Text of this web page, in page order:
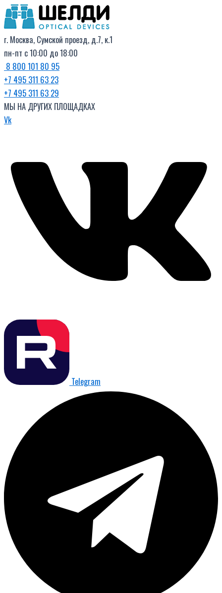
Перейти
к
содержимому
г. Москва, Сумской проезд, д.7, к.1
пн-пт с 10:00 до 18:00
8 800 101 80 95
+7 495 311 63 23
+7 495 311 63 29
МЫ НА ДРУГИХ ПЛОЩАДКАХ
Vk
Telegram
Поиск
товаров